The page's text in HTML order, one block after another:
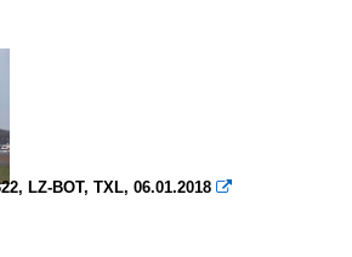
LZ-BOT, TXL, 06.01.2018 